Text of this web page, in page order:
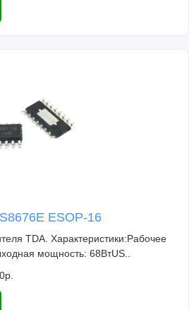
ESOP-16
TDA. Характеристики:Рабочее
мощность: 68ВтUS..